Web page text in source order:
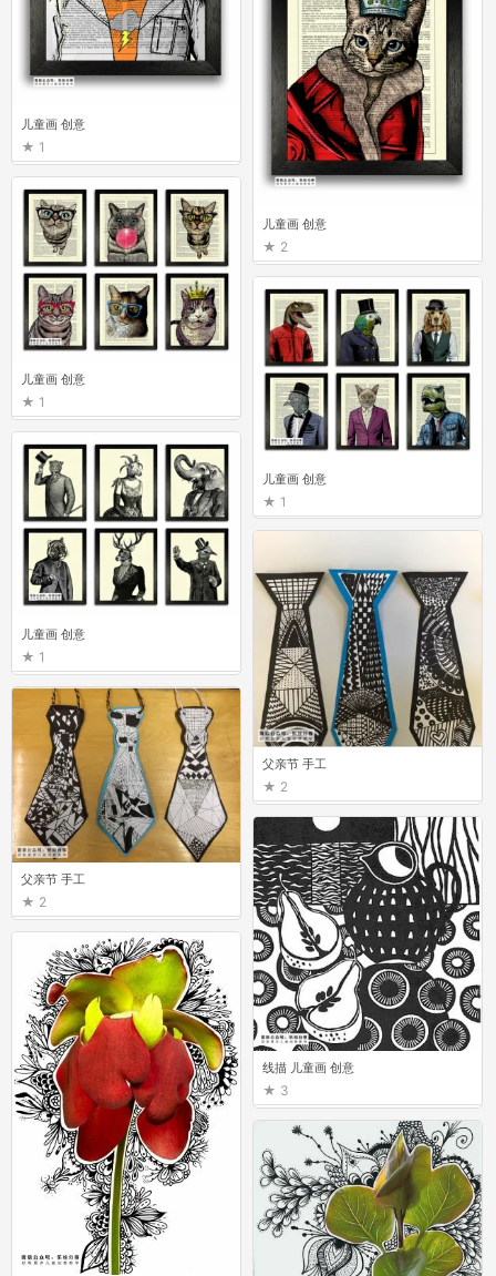
儿童画 创意
1
儿童画 创意
1
儿童画 创意
1
线描 儿童画 创意
3
父亲节 手工
2
父亲节 手工
2
儿童画 创意
1
儿童画 创意
2